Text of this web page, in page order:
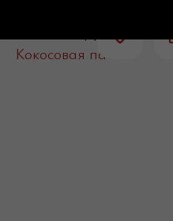
Кокосовая паста